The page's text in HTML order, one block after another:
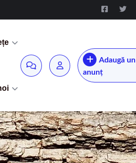
Adaugă un
anunț